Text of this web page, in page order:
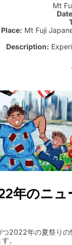
Mt
Place: Mt Fuji
Description:
年のニュ
つ2022年の夏祭りの
。